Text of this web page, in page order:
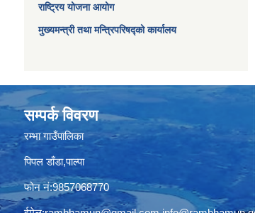
राष्ट्रिय योजना आयोग
मुख्यमन्त्री तथा मन्त्रिपरिषद्को कार्यालय
सम्पर्क विवरण
रम्भा गाउँपालिका
पिपल डाँडा,पाल्पा
फोन नं:9857068770